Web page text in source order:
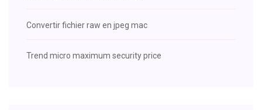
Convertir fichier raw en jpeg mac
Trend micro maximum security price